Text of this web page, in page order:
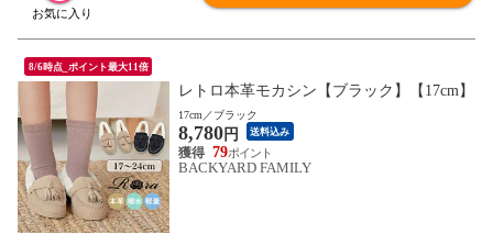
8/6時点_ポイント最大11倍
レトロ本革モカシン【ブラック】【17cm】
17cm／ブラック
8,780円 送料込み
79
BACKYARD FAMILY